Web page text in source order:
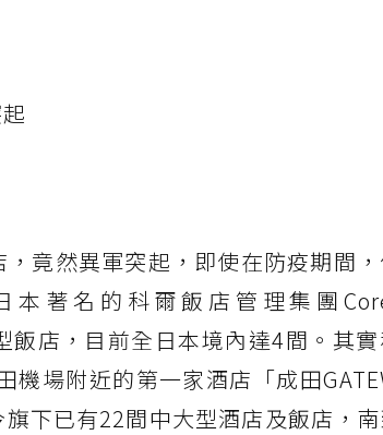
竟然異軍突起，即使在防疫期間
著名的科爾飯店管理集團
店，目前全日本境內達4間。其
場附近的第一家酒店「成田
下已有22間中大型酒店及飯店，